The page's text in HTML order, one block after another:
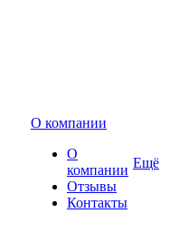
О компании
О
компании
Отзывы
Контакты
Ещё